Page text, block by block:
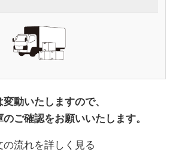
動いたしますので、
ご確認をお願いいたします。
の流れを詳しく見る